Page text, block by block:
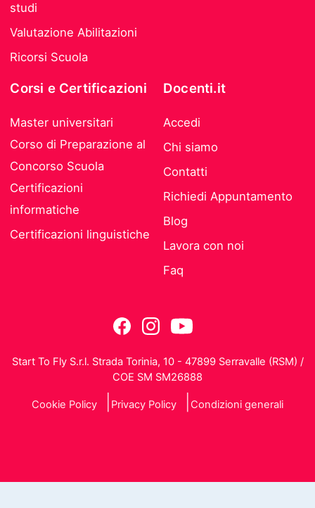
studi
Valutazione Abilitazioni
Ricorsi Scuola
Corsi e Certificazioni
Master universitari
Corso di Preparazione al
Concorso Scuola
Certificazioni
informatiche
Certificazioni linguistiche
Docenti.it
Accedi
Chi siamo
Contatti
Richiedi Appuntamento
Blog
Lavora con noi
Faq
Start To Fly S.r.l. Strada Torinia, 10 - 47899 Serravalle (RSM) /
COE SM SM26888
Cookie Policy Privacy Policy Condizioni generali